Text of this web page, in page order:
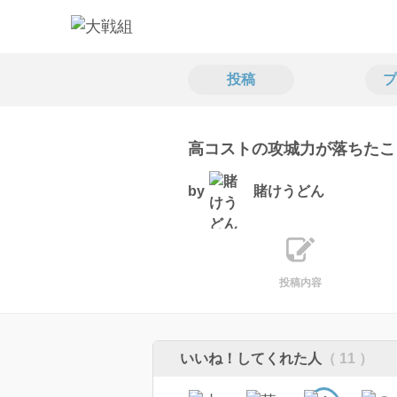
投稿
高コストの攻城力が落ちた
by 賭けうどん
投稿内容
いいね！してくれた人 （ 11 ）